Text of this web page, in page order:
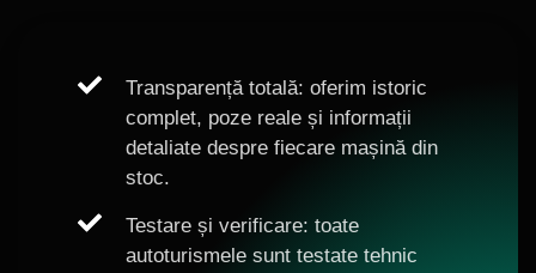
Transparență totală: oferim istoric
complet, poze reale și informații
detaliate despre fiecare mașină din
stoc.
Testare și verificare: toate
autoturismele sunt testate tehnic